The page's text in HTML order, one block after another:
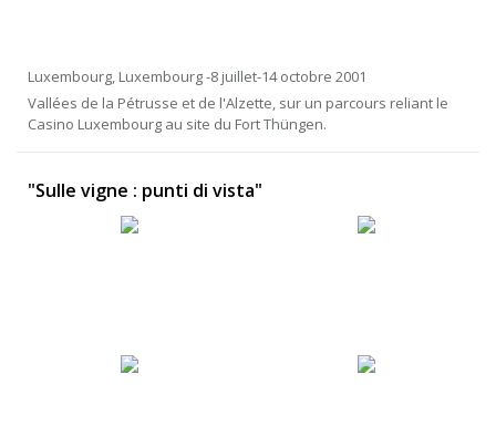
Luxembourg, Luxembourg -8 juillet-14 octobre 2001
Vallées de la Pétrusse et de l'Alzette, sur un parcours reliant le
Casino Luxembourg au site du Fort Thüngen.
"Sulle vigne : punti di vista"